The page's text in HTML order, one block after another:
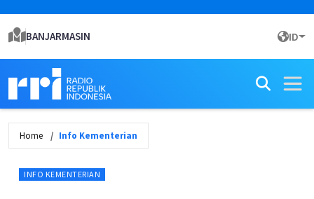
BANJARMASIN ID
Home Info Kementerian
INFO KEMENTERIAN